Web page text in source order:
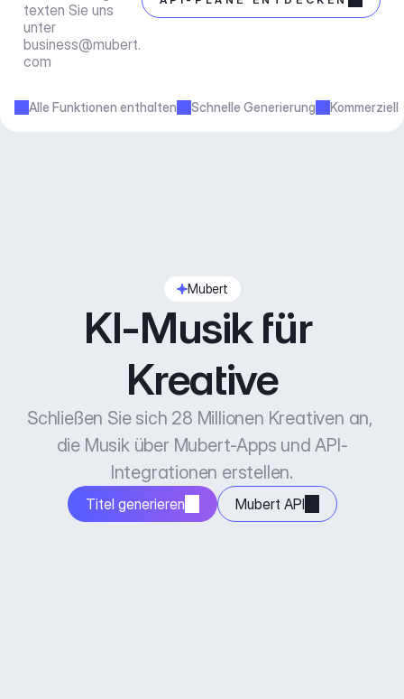
texten Sie uns
business@mubert.
com
Alle Funktionen enthalten Schnelle Generierung
Mubert
KI-Musik für
Kreative
Schließen Sie sich 28 Millionen Kreativen an,
die Musik über Mubert-Apps und API-
Integrationen erstellen.
Titel generieren Mubert API